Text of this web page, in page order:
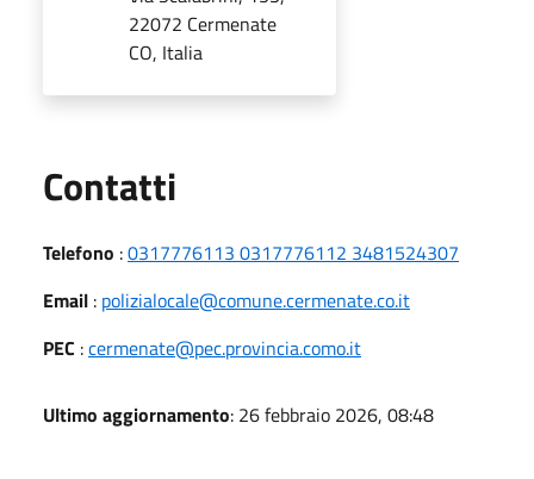
22072 Cermenate
CO, Italia
Contatti
Telefono :0317776113 0317776112 3481524307
Email : polizialocale@comune.cermenate.co.it
PEC :cermenate@pec.provincia.como.it
Ultimo aggiornamento: 26 febbraio 2026, 08:48